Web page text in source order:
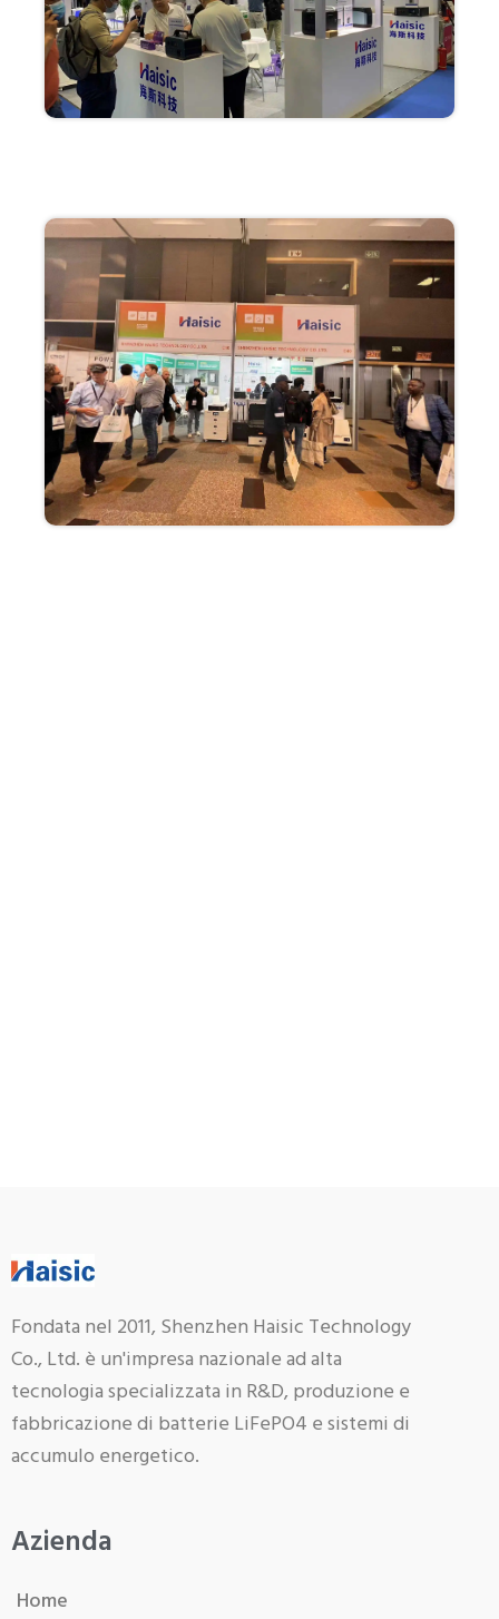
Fondata nel 2011, Shenzhen Haisic Technology
Co., Ltd. è un'impresa nazionale ad alta
tecnologia specializzata in R&D, produzione e
fabbricazione di batterie LiFePO4 e sistemi di
accumulo energetico.
Azienda
Home